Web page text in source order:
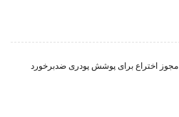
پیشرفت نوآورانه | شرکت HSINDA مجوز اختراع برای پوشش پودری ضدبرخورد